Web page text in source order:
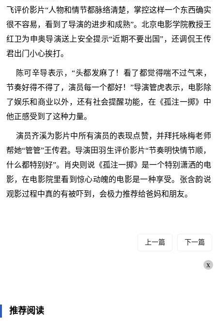
飞评价影片“人物和情节都脉络清楚，掌控这样一个东西确实
很不容易，看到了导演的进步和成熟”。北京电影学院教授王
红卫为申奥导演送上安全提示“近期不要出国”，还调侃王传
君出门小心挨打。
陈可辛导表示，“头都发麻了！看了都觉得喘不过气来，
节奏好得不得了，演员每一个都好！”导演管虎表示，电影除
了娱乐和商业以外，还有社会提醒功能，在《孤注一掷》中
他正感受到了这种力量。
演员齐溪为影片中所有演员的表现点赞，并拜托咏梅老师
帮她“管管”王传君。导演田羽生评价影片“节奏明快情节顺，
什么都特别好”。肖央则说《孤注一掷》是一个特别潇洒的电
影，在电影院里看到惊心动魄的电影是一种享受。张含韵说
观影过程中真的有被吓到，会极力推荐给爸妈和朋友。
上一篇 下一篇
x
推荐阅读